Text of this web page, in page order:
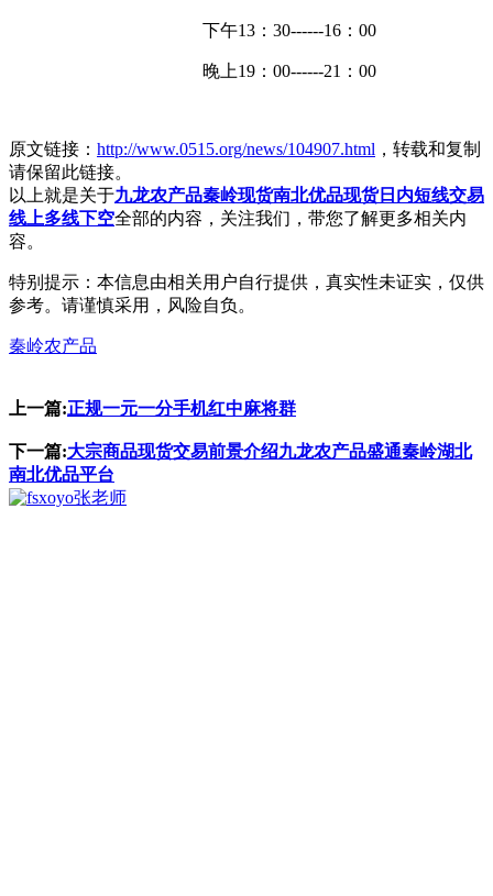
下午13：30------16：00
晚上19：00------21：00
原文链接： http://www.0515.org/news/104907.html ，转载和复制
请保留此链接。
以上就是关于九龙农产品秦岭现货南北优品现货日内短线交易
线上多线下空全部的内容，关注我们，带您了解更多相关内
容。
特别提示：本信息由相关用户自行提供，真实性未证实，仅供
参考。请谨慎采用，风险自负。
秦岭农产品
上一篇:正规一元一分手机红中麻将群
下一篇:大宗商品现货交易前景介绍九龙农产品盛通秦岭湖北
南北优品平台
张老师